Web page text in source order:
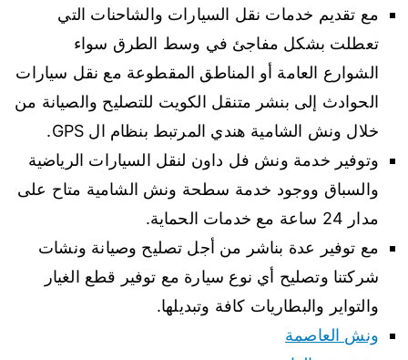
مع تقديم خدمات نقل السيارات والشاحنات التي
تعطلت بشكل مفاجئ في وسط الطرق سواء
الشوارع العامة أو المناطق المقطوعة مع نقل سيارات
الحوادث إلى بنشر متنقل الكويت للتصليح والصيانة من
خلال ونش الشامية هندي المرتبط بنظام ال GPS.
وتوفير خدمة ونش فل داون لنقل السيارات الرياضية
والسباق ووجود خدمة سطحة ونش الشامية متاح على
مدار 24 ساعة مع خدمات الحماية.
مع توفير عدة بناشر من أجل تصليح وصيانة ونشات
شركتنا وتصليح أي نوع سيارة مع توفير قطع الغيار
والتواير والبطاريات كافة وتبديلها.
ونش العاصمة